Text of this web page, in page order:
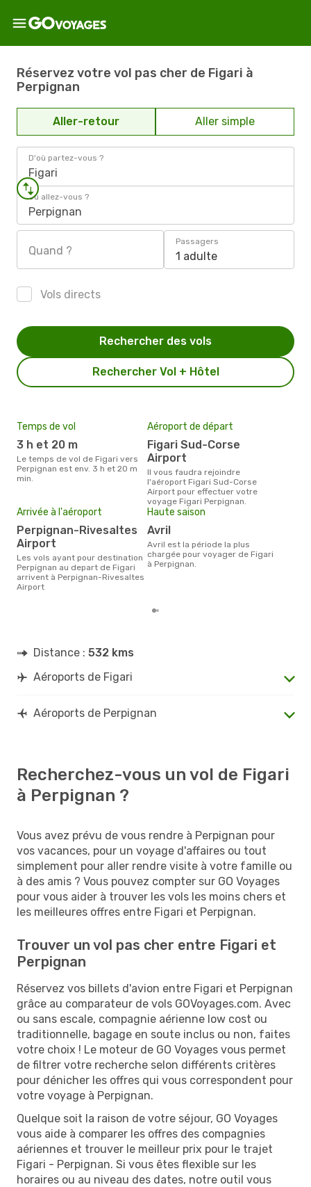
Réservez votre vol pas cher de Figari à
Perpignan
Aller-retour Aller simple
D'où partez-vous ?
Figari
Où allez-vous ?
Perpignan
Quand ?
Passagers
1 adulte
Vols directs
Rechercher Vol + Hôtel
Rechercher des vols
Temps de vol
3 h et 20 m
Le temps de vol de Figari vers
Perpignan est env. 3 h et 20 m
min.
Aéroport de départ
Figari Sud-Corse
Airport
Il vous faudra rejoindre
l'aéroport Figari Sud-Corse
Airport pour effectuer votre
voyage Figari Perpignan.
Arrivée à l'aéroport
Perpignan-Rivesaltes
Airport
Les vols ayant pour destination
Perpignan au depart de Figari
arrivent à Perpignan-Rivesaltes
Airport
Haute saison
avril
avril est la période la plus
chargée pour voyager de Figari
à Perpignan.
Distance : 532 kms
Aéroports de Figari
Aéroports de Perpignan
Recherchez-vous un vol de Figari
à Perpignan ?
Vous avez prévu de vous rendre à Perpignan pour
vos vacances, pour un voyage d'affaires ou tout
simplement pour aller rendre visite à votre famille ou
à des amis ? Vous pouvez compter sur GO Voyages
pour vous aider à trouver les vols les moins chers et
les meilleures offres entre Figari et Perpignan.
Trouver un vol pas cher entre Figari et
Perpignan
Réservez vos billets d'avion entre Figari et Perpignan
grâce au comparateur de vols GOVoyages.com. Avec
ou sans escale, compagnie aérienne low cost ou
traditionnelle, bagage en soute inclus ou non, faites
votre choix ! Le moteur de GO Voyages vous permet
de filtrer votre recherche selon différents critères
pour dénicher les offres qui vous correspondent pour
votre voyage à Perpignan.
Quelque soit la raison de votre séjour, GO Voyages
vous aide à comparer les offres des compagnies
aériennes et trouver le meilleur prix pour le trajet
Figari - Perpignan. Si vous êtes flexible sur les
horaires ou au niveau des dates, notre outil vous